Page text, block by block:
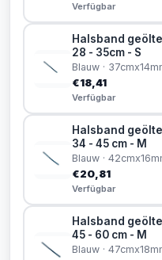
Verfügbar
Halsband
28 - 35cm - S
Blauw ·
€18,41
Verfügbar
Halsband
34 - 45 cm - M
Blauw ·
€20,81
Verfügbar
Halsband
45 - 60 cm - M
Blauw ·